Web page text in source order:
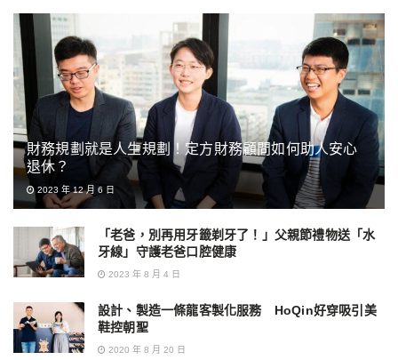
財務規劃就是人生規劃！定方財務顧問如何助人安心
退休？
2023 年 12 月 6 日
「老爸，別再用牙籤剃牙了！」父親節禮物送「水
牙線」守護老爸口腔健康
2023 年 8 月 4 日
設計、製造一條龍客製化服務 HoQin好穿吸引美
鞋控朝聖
2020 年 8 月 20 日